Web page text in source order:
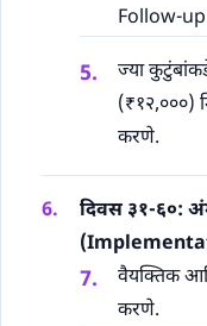
Follow-
ज्या
(₹१२,०००)
करणे.
दिवस ३१-६०:
वैयक्तिक
करणे.